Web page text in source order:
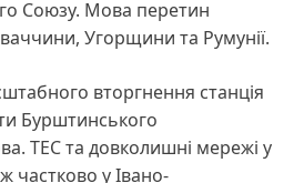
Союзу. Мова перетин
Угорщини та Румунії.
вторгнення станція
Бурштинського
ТЕС та довколишні мережі у
частково у Івано-